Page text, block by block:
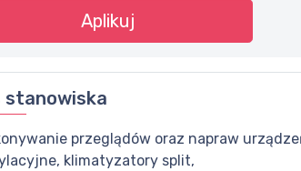
Aplikuj
stanowiska
przeglądów oraz napraw
klimatyzatory split,